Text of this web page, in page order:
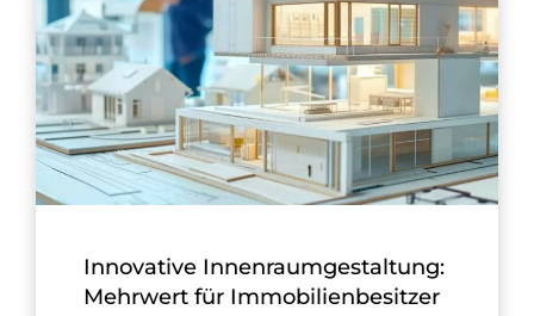
Innovative Innenraumgestaltung:
Mehrwert für Immobilienbesitzer